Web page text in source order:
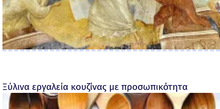
Ξύλινα εργαλεία κουζίνας με προσωπικότητα